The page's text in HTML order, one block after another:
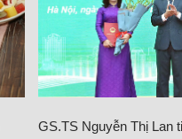
GS.TS Nguyễn Thị Lan